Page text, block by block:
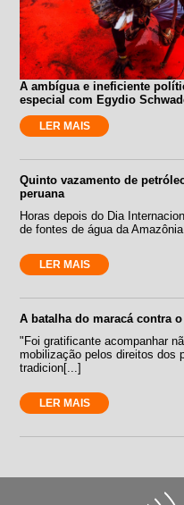
A ambígua e ineficiente
especial com Egydio
LER MAIS
Quinto vazamento de
peruana
Horas depois do Dia
de fontes de água da
LER MAIS
A batalha do maracá contra
"Foi gratificante acompanhar
mobilização pelos direitos dos
tradicion[...]
LER MAIS